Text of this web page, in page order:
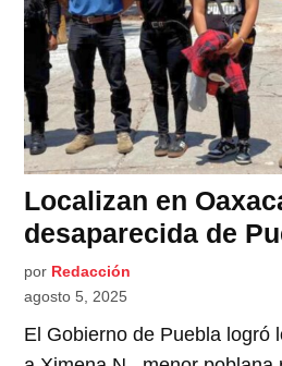
Localizan en
desaparecida de
por Redacción
agosto 5, 2025
El Gobierno de Puebla logró